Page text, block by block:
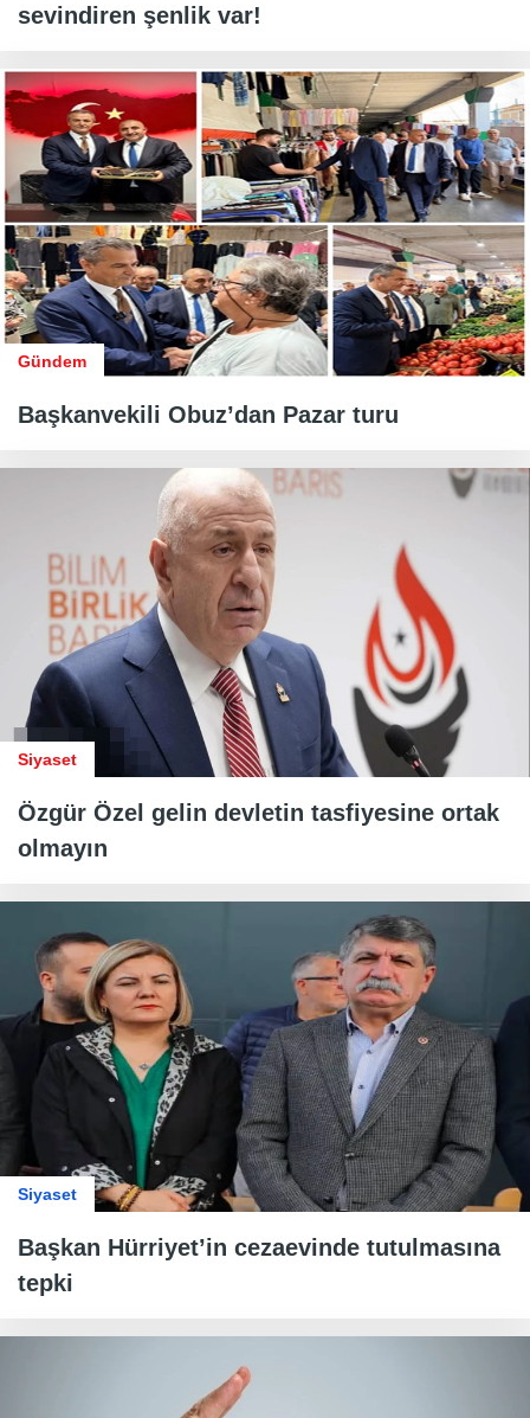
sevindiren şenlik var!
Gündem
Başkanvekili Obuz’dan Pazar turu
Siyaset
Özgür Özel gelin devletin tasfiyesine ortak
olmayın
Siyaset
Başkan Hürriyet’in cezaevinde tutulmasına
tepki